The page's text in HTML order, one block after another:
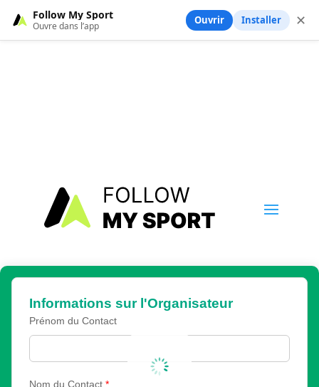
Informations sur l'Organisateur
Prénom du Contact
Nom du Contact *
Follow My Sport
Ouvre dans l’app Ouvrir Installer ✕